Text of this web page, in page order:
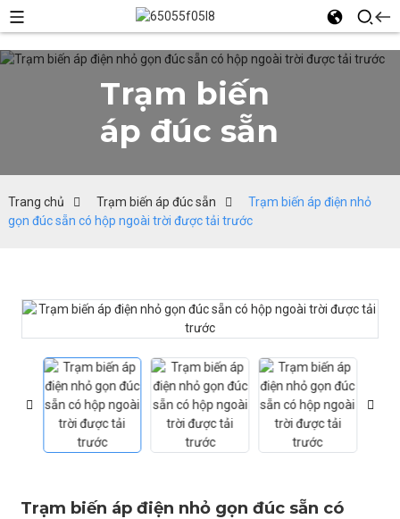
Trạm biến
áp đúc sẵn
Trang chủ Trạm biến áp đúc sẵn
Trạm biến áp điện nhỏ
gọn đúc sẵn có hộp ngoài trời được tải trước
Trạm biến áp điện nhỏ gọn đúc sẵn có